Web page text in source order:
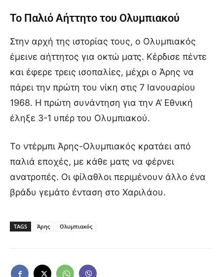
Το Παλιό Αήττητο του Ολυμπιακού
Στην αρχή της ιστορίας τους, ο Ολυμπιακός
έμεινε αήττητος για οκτώ ματς. Κέρδισε πέντε
και έφερε τρεις ισοπαλίες, μέχρι ο Άρης να
πάρει την πρώτη του νίκη στις 7 Ιανουαρίου
1968. Η πρώτη συνάντηση για την Α’ Εθνική
έληξε 3-1 υπέρ του Ολυμπιακού.
Το ντέρμπι Άρης-Ολυμπιακός κρατάει από
παλιά εποχές, με κάθε ματς να φέρνει
ανατροπές. Οι φίλαθλοι περιμένουν άλλο ένα
βράδυ γεμάτο ένταση στο Χαριλάου.
TAGS Άρης Ολυμπιακός